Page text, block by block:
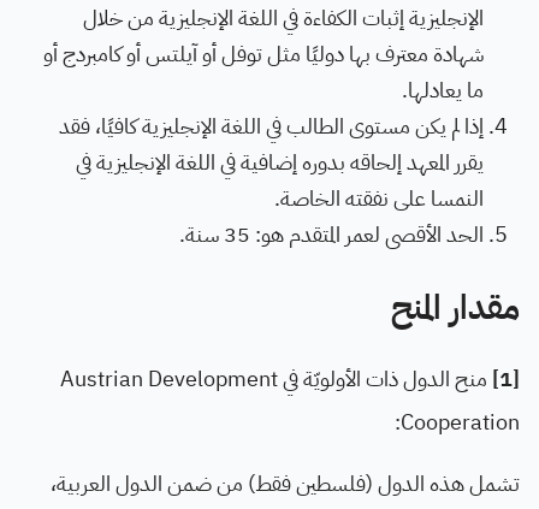
الإنجليزية إثبات الكفاءة في اللغة الإنجليزية من خلال
شهادة معترف بها دوليًا مثل توفل أو آيلتس أو كامبردج أو
ما يعادلها.
إذا لم يكن مستوى الطالب في اللغة الإنجليزية كافيًا، فقد
يقرر المعهد إلحاقه بدوره إضافية في اللغة الإنجليزية في
النمسا على نفقته الخاصة.
الحد الأقصى لعمر المتقدم هو: 35 سنة.
مقدار المنح
[1]
منح الدول ذات الأولويّة في Austrian Development
Cooperation:
تشمل هذه الدول (فلسطين فقط) من ضمن الدول العربية،